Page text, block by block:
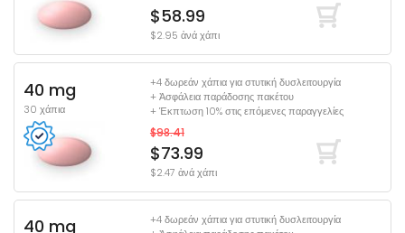
$58.99
$2.95 ἀνά χάπι
40 mg
30 χάπια
+4 δωρεάν χάπια για στυτική δυσλειτουργία
+ Ἀσφάλεια παράδοσης πακέτου
+ Έκπτωση 10% στις επόμενες παραγγελίες
$98.41
$73.99
$2.47 ἀνά χάπι
40 mg
+4 δωρεάν χάπια για στυτική δυσλειτουργία